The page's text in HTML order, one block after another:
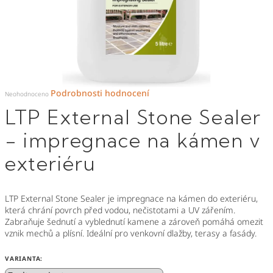
LTP External Stone Sealer
- impregnace na kámen v
exteriéru
Průměrné
hodnocení
je
0,0
5
hvězdiček.
Neohodnoceno Podrobnosti hodnocení
LTP External Stone Sealer je impregnace na kámen do exteriéru,
která chrání povrch před vodou, nečistotami a UV zářením.
Zabraňuje šednutí a vyblednutí kamene a zároveň pomáhá omezit
vznik mechů a plísní. Ideální pro venkovní dlažby, terasy a fasády.
VARIANTA: